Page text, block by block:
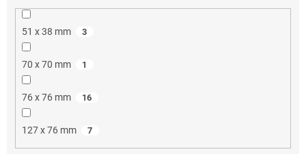
51 x 38 mm 3
70 x 70 mm 1
76 x 76 mm 16
127 x 76 mm 7